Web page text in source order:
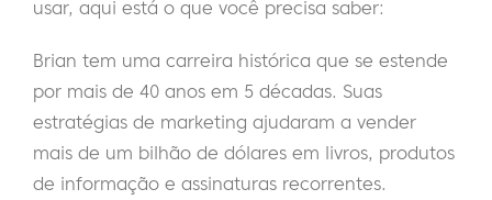
usar, aqui está o que você precisa saber:
Brian tem uma carreira histórica que se estende
por mais de 40 anos em 5 décadas. Suas
estratégias de marketing ajudaram a vender
mais de um bilhão de dólares em livros, produtos
de informação e assinaturas recorrentes.